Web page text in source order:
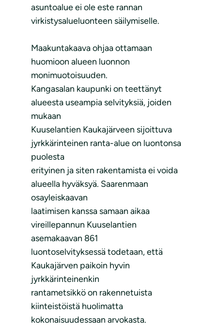
asuntoalue ei ole este rannan
virkistysalueluonteen säilymiselle.
Maakuntakaava ohjaa ottamaan
huomioon alueen luonnon
monimuotoisuuden.
Kangasalan kaupunki on teettänyt
alueesta useampia selvityksiä, joiden
mukaan
Kuuselantien Kaukajärveen sijoittuva
jyrkkärinteinen ranta-alue on luontonsa
puolesta
erityinen ja siten rakentamista ei voida
alueella hyväksyä. Saarenmaan
osayleiskaavan
laatimisen kanssa samaan aikaa
vireillepannun Kuuselantien
asemakaavan 861
luontoselvityksessä todetaan, että
Kaukajärven paikoin hyvin
jyrkkärinteinenkin
rantametsikkö on rakennetuista
kiinteistöistä huolimatta
kokonaisuudessaan arvokasta.